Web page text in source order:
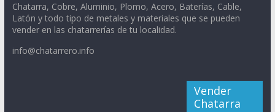
Chatarra, Cobre, Aluminio, Plomo, Acero, Baterías, Cable,
Latón y todo tipo de metales y materiales que se pueden
vender en las chatarrerías de tu localidad.
info@chatarrero.info
Vender
Chatarra